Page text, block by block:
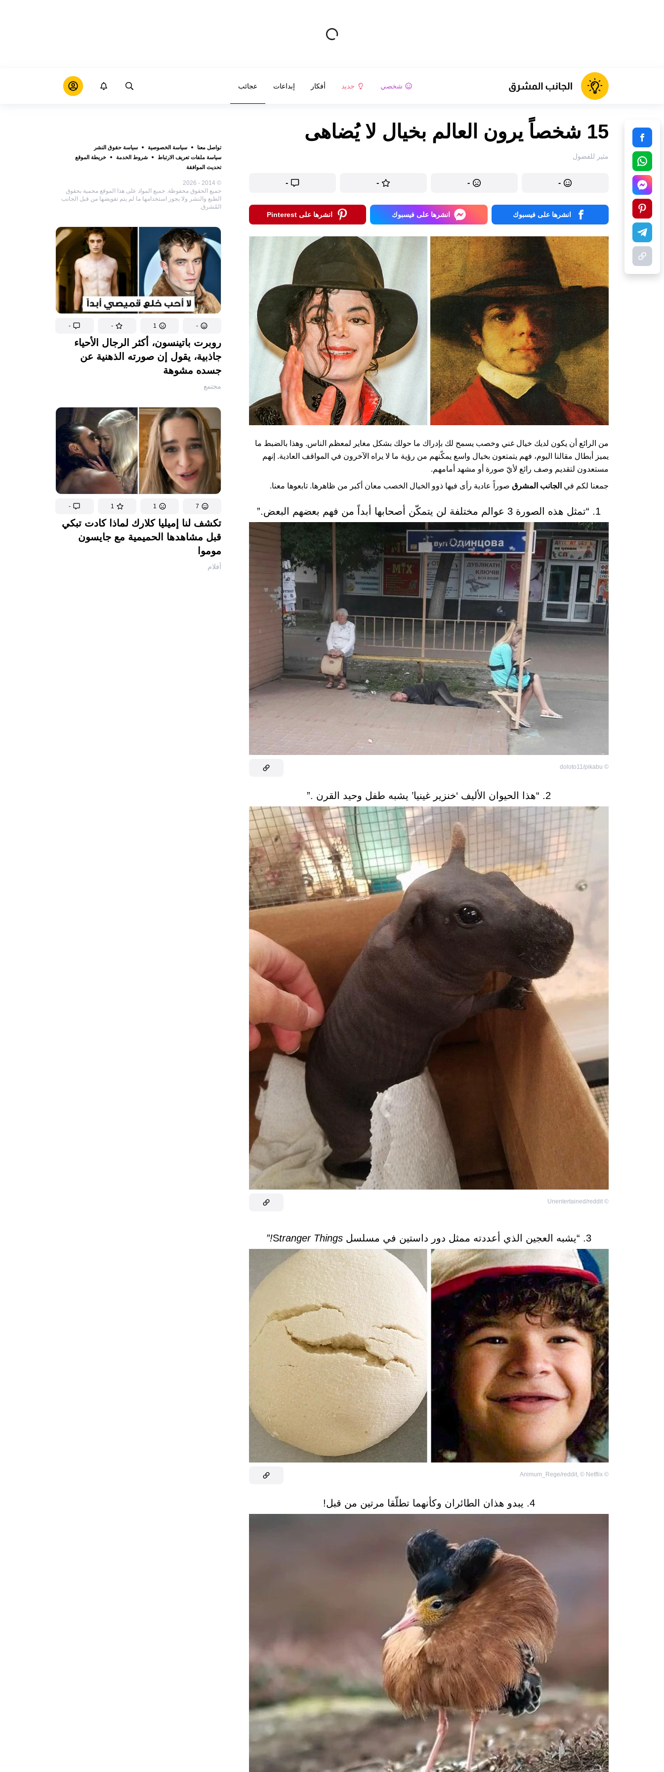
شخصي جديد أفكار إبداعات عجائب
تواصل معنا سياسة الخصوصية
سياسة حقوق النشر
سياسة ملفات تعريف الارتباط
شروط الخدمة
خريطة الموقع
تحديث الموافقة
© 2014 - 2026
جميع الحقوق محفوظة. جميع المواد على هذا الموقع محمية بحقوق
الطبع والنشر ولا يجوز استخدامها ما لم يتم تفويضها من قبل الجانب
المُشرق.
-
1
-
-
روبرت باتينسون، أكثر الرجال الأحياء
جاذبية، يقول إن صورته الذهنية عن
جسده مشوهة
مجتمع
7
1
1
-
تكشف لنا إميليا كلارك لماذا كادت تبكي
قبل مشاهدها الحميمية مع جايسون
موموا
أفلام
15 شخصاً يرون العالم بخيال لا يُضاهى
مثير للفضول
-
-
-
-
انشرها على فيسبوك انشرها على فيسبوك انشرها على Pinterest
من الرائع أن يكون لديك خيال غني وخصب يسمح لك بإدراك ما حولك بشكل مغاير لمعظم الناس. وهذا بالضبط ما
يميز أبطال مقالنا اليوم، فهم يتمتعون بخيال واسع يمكّنهم من رؤية ما لا يراه الآخرون في المواقف العادية. إنهم
مستعدون لتقديم وصف رائع لأيّ صورة أو مشهد أمامهم.
جمعنا لكم في الجانب المشرق صوراً عادية رأى فيها ذوو الخيال الخصب معان أكبر من ظاهرها. تابعوها معنا.
1. “تمثل هذه الصورة 3 عوالم مختلفة لن يتمكّن أصحابها أبداً من فهم بعضهم البعض.”
©
doloto11/pikabu
2. “هذا الحيوان الأليف ‘خنزير غينيا’ يشبه طفل وحيد القرن .”
©
Unentertained/reddit
3. “يشبه العجين الذي أعددته ممثل دور داستين في مسلسل S tranger Things!”
©
Animum_Rege/reddit, © Netflix
4. يبدو هذان الطائران وكأنهما تطلّقا مرتين من قبل!